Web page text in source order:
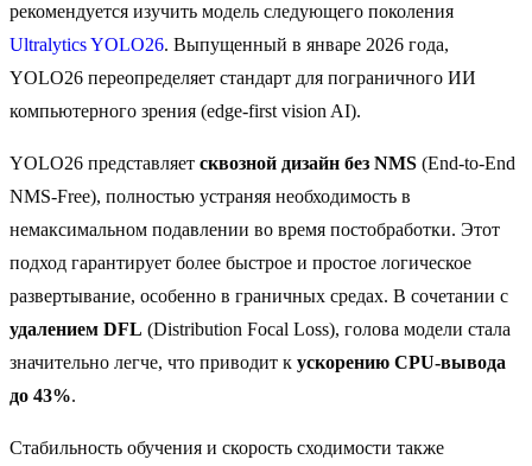
рекомендуется изучить модель следующего поколения
Ultralytics YOLO26. Выпущенный в январе 2026 года,
YOLO26 переопределяет стандарт для пограничного ИИ
компьютерного зрения (edge-first vision AI).
YOLO26 представляет сквозной дизайн без NMS (End-to-End
NMS-Free), полностью устраняя необходимость в
немаксимальном подавлении во время постобработки. Этот
подход гарантирует более быстрое и простое логическое
развертывание, особенно в граничных средах. В сочетании с
удалением DFL (Distribution Focal Loss), голова модели стала
значительно легче, что приводит к ускорению CPU-вывода
до 43%.
Стабильность обучения и скорость сходимости также